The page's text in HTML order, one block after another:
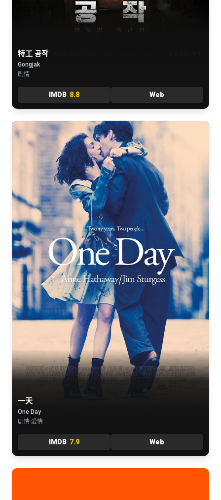
特工 공작
Gongjak
剧情
IMDB 8.8 Web
一天
One Day
剧情 爱情
IMDB 7.9 Web